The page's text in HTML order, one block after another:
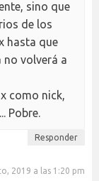
sino que
de los
hasta que
no volverá a
como nick,
Pobre.
Responder
2019 a las 1:20 pm